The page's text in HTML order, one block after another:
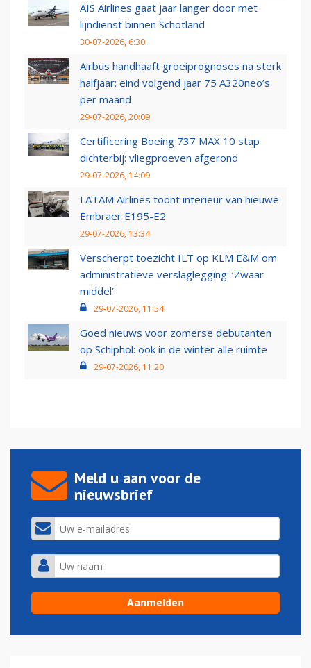
AIS Airlines gaat jaar langer door met
lijndienst binnen Schotland
30-07-2026, 6:30
Airbus handhaaft groeiprognoses na sterk
halfjaar: eind volgend jaar 75 A320neo’s
per maand
29-07-2026, 20:09
Certificering Boeing 737 MAX 10 stap
dichterbij: vliegproeven afgerond
29-07-2026, 14:09
LATAM Airlines toont interieur van nieuwe
Embraer E195-E2
29-07-2026, 13:34
Verscherpt toezicht ILT op KLM E&M om
administratieve verslaglegging: ‘Zwaar
middel’
29-07-2026, 11:54
Goed nieuws voor zomerse debutanten
op Schiphol: ook in de winter alle ruimte
29-07-2026, 11:20
Meld u aan voor de
nieuwsbrief